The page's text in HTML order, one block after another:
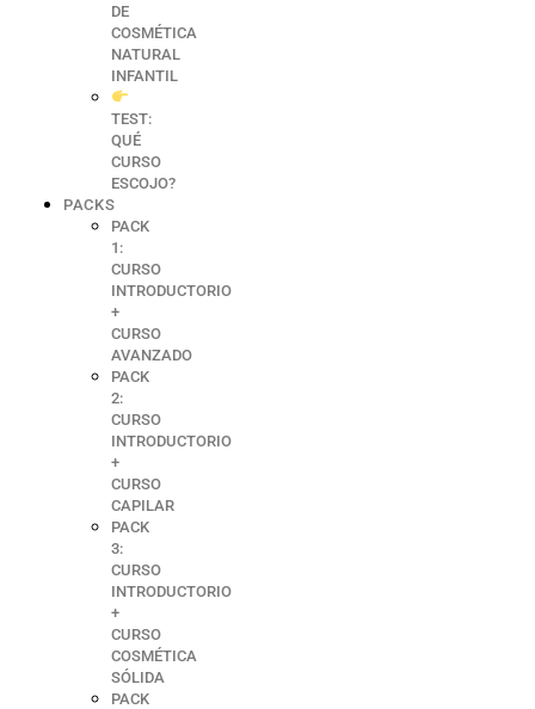
DE
COSMÉTICA
NATURAL
INFANTIL
TEST:
QUÉ
CURSO
ESCOJO?
PACKS
PACK
1:
CURSO
INTRODUCTORIO
+
CURSO
AVANZADO
PACK
2:
CURSO
INTRODUCTORIO
+
CURSO
CAPILAR
PACK
3:
CURSO
INTRODUCTORIO
+
CURSO
COSMÉTICA
SÓLIDA
PACK